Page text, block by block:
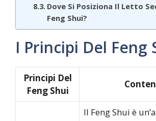
Dove Si Posiziona Il Letto
Feng Shui?
I Principi Del Feng
Principi Del
Feng Shui
Il Feng Shui è